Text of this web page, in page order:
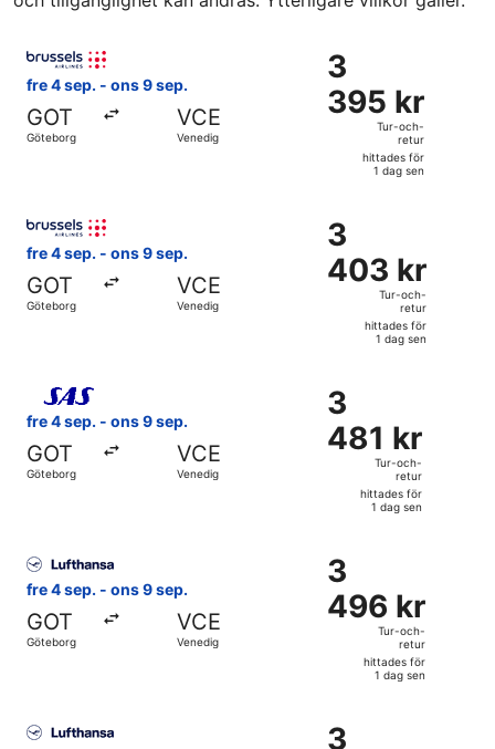
fre 4 sep. - ons 9 sep.
GOT
Göteborg
VCE
Venedig
3
395 kr
Tur-
retur,
hittades
dag
sen
3
395 kr
Tur-och-
retur
hittades för
1 dag sen
Välj flyg med Brussels Airlines, med avresa fre 4 sep.
fre 4 sep. - ons 9 sep.
GOT
Göteborg
VCE
Venedig
3
403 kr
Tur-
retur,
hittades
dag
sen
3
403 kr
Tur-och-
retur
hittades för
1 dag sen
Välj flyg med Brussels Airlines, med avresa fre 4 sep.
fre 4 sep. - ons 9 sep.
GOT
Göteborg
VCE
Venedig
3
481 kr
Tur-
retur,
hittades
dag
sen
3
481 kr
Tur-och-
retur
hittades för
1 dag sen
Välj flyg med Scandinavian Airlines, med avresa fre 4
fre 4 sep. - ons 9 sep.
GOT
Göteborg
VCE
Venedig
3
496 kr
Tur-
retur,
hittades
dag
3
496 kr
Tur-och-
retur
hittades för
1 dag sen
3
3